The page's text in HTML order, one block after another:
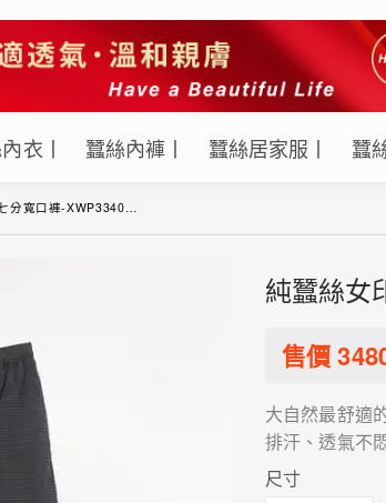
衣丨 蠶絲內褲丨 蠶絲居家服丨 蠶
口褲-XWP33401RA(紫杏)
純蠶絲女
售價
大自然最舒適
排汗、透氣不
尺寸